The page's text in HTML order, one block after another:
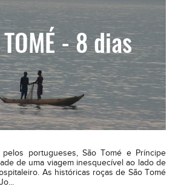
- 8 dias
pelos portugueses, São Tomé e Príncipe
de uma viagem inesquecível ao lado de
As históricas roças de São Tomé